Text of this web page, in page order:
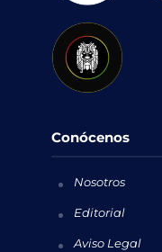
Conócenos
Nosotros
Editorial
Aviso Legal